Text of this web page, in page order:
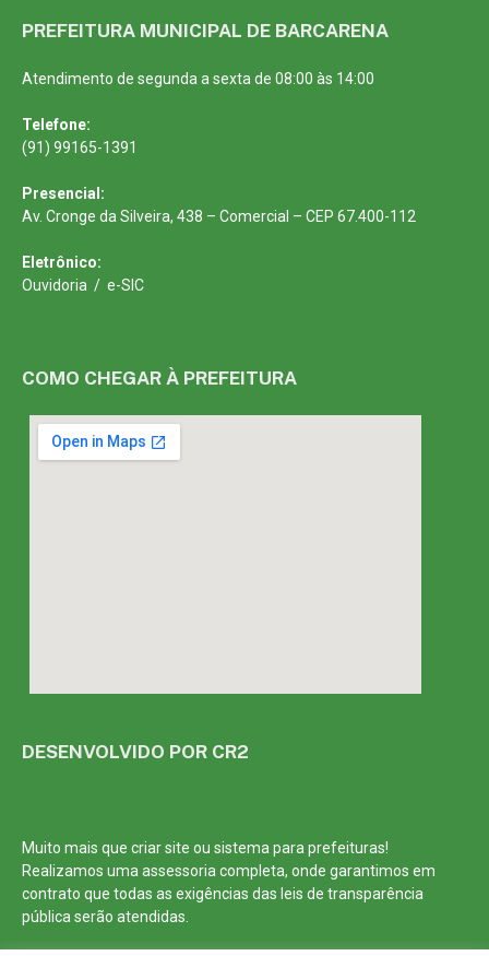
PREFEITURA MUNICIPAL DE BARCARENA
Atendimento de segunda a sexta de 08:00 às 14:00
Telefone:
(91) 99165-1391
Presencial:
Av. Cronge da Silveira, 438 – Comercial – CEP 67.400-112
Eletrônico:
Ouvidoria / e-SIC
COMO CHEGAR À PREFEITURA
DESENVOLVIDO POR CR2
Muito mais que criar site ou sistema para prefeituras!
Realizamos umaassessoriacompleta, onde garantimos em
contrato que todas as exigências das leis de transparência
públicaserão atendidas.